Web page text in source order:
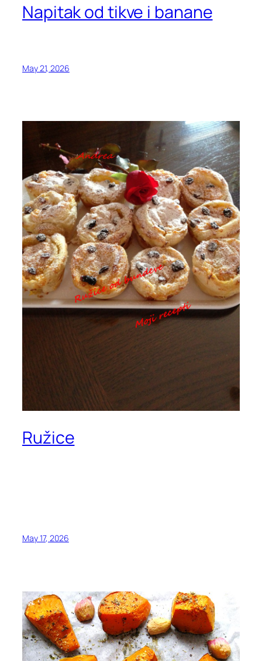
Napitak od tikve i banane
May 21, 2026
Ružice
May 17, 2026